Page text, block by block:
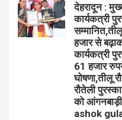
देहरादून :
कार्यकत्री
हजार से
कार्यकत्री
61 हजार
घोषणा,तीलू
रौतेली
को आंगनबाड़ी
ashok